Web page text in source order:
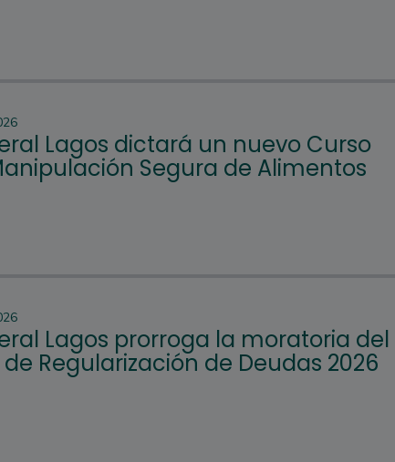
Lagos dictará un nuevo Curso
Segura de Alimentos
Lagos prorroga la moratoria del
de Regularización de Deudas 2026